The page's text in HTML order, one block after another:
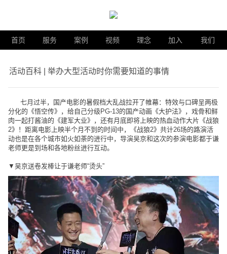
首页 服务 案例 视频 理念 加入 我们
活动百科 | 举办大型活动时你需要知道的事情
七月过半，国产电影的暑假档大乱战拉开了帷幕：特效与口碑呈两极
分化的《悟空传》，给自己分级PG-13的国产动画《大护法》，戏骨和鲜
肉一起打酱油的《建军大业》，还有月底即将上映的热血动作大片《战狼
2》！距离电影上映半个月不到的时间中，《战狼2》共计26场的路演活
动也是在各个城市如火如荼的进行中，导演吴京和这次的参演电影都于谦
老师更是到场和各地粉丝进行互动。
▼吴京送卷发棒让于谦老师“烫头”